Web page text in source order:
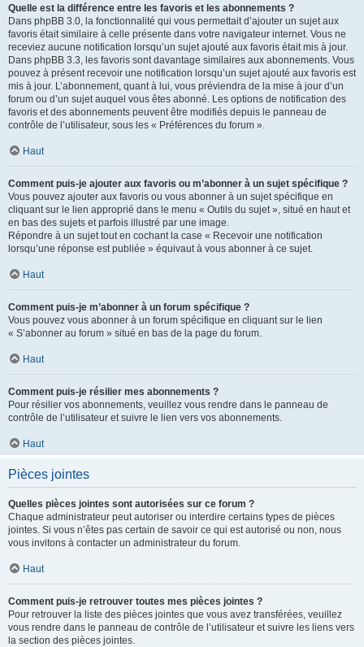
Quelle est la différence entre les favoris et les abonnements ?
Dans phpBB 3.0, la fonctionnalité qui vous permettait d’ajouter un sujet aux
favoris était similaire à celle présente dans votre navigateur internet. Vous ne
receviez aucune notification lorsqu’un sujet ajouté aux favoris était mis à jour.
Dans phpBB 3.3, les favoris sont davantage similaires aux abonnements. Vous
pouvez à présent recevoir une notification lorsqu’un sujet ajouté aux favoris est
mis à jour. L’abonnement, quant à lui, vous préviendra de la mise à jour d’un
forum ou d’un sujet auquel vous êtes abonné. Les options de notification des
favoris et des abonnements peuvent être modifiés depuis le panneau de
contrôle de l’utilisateur, sous les « Préférences du forum ».
Haut
Comment puis-je ajouter aux favoris ou m’abonner à un sujet spécifique ?
Vous pouvez ajouter aux favoris ou vous abonner à un sujet spécifique en
cliquant sur le lien approprié dans le menu « Outils du sujet », situé en haut et
en bas des sujets et parfois illustré par une image.
Répondre à un sujet tout en cochant la case « Recevoir une notification
lorsqu’une réponse est publiée » équivaut à vous abonner à ce sujet.
Haut
Comment puis-je m’abonner à un forum spécifique ?
Vous pouvez vous abonner à un forum spécifique en cliquant sur le lien
« S’abonner au forum » situé en bas de la page du forum.
Haut
Comment puis-je résilier mes abonnements ?
Pour résilier vos abonnements, veuillez vous rendre dans le panneau de
contrôle de l’utilisateur et suivre le lien vers vos abonnements.
Haut
Pièces jointes
Quelles pièces jointes sont autorisées sur ce forum ?
Chaque administrateur peut autoriser ou interdire certains types de pièces
jointes. Si vous n’êtes pas certain de savoir ce qui est autorisé ou non, nous
vous invitons à contacter un administrateur du forum.
Haut
Comment puis-je retrouver toutes mes pièces jointes ?
Pour retrouver la liste des pièces jointes que vous avez transférées, veuillez
vous rendre dans le panneau de contrôle de l’utilisateur et suivre les liens vers
la section des pièces jointes.